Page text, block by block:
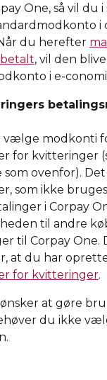
One, så vil du
i
du herefter
, vil den
i e-
vælge modkonti
for kvitteringer
ovenfor). Det
som ikke
i Corpay
til andre
til Corpay One.
at du har
for kvitteringer.
at gøre
du ikke